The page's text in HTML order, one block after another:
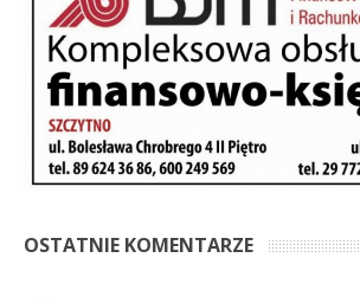
OSTATNIE KOMENTARZE